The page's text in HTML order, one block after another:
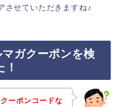
させていただきますね♪
ガクーポンを検
ーポンコードな